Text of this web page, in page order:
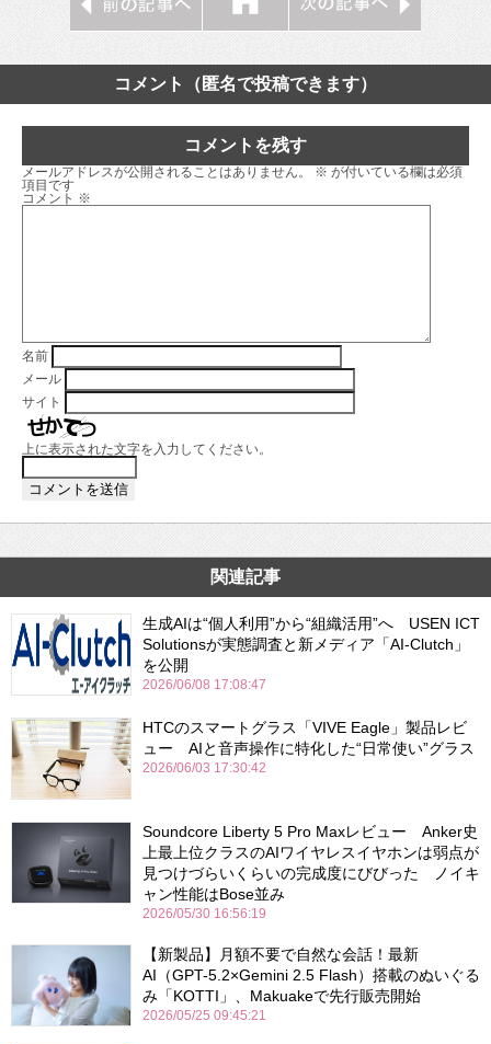
コメント（匿名で投稿できます）
コメントを残す
メールアドレスが公開されることはありません。 ※ が付いている欄は必須
項目です
コメント ※
名前
メール
サイト
上に表示された文字を入力してください。
関連記事
生成AIは“個人利用”から“組織活用”へ USEN ICT
Solutionsが実態調査と新メディア「AI-Clutch」
を公開
2026/06/08 17:08:47
HTCのスマートグラス「VIVE Eagle」製品レビ
ュー AIと音声操作に特化した“日常使い”グラス
2026/06/03 17:30:42
Soundcore Liberty 5 Pro Maxレビュー Anker史
上最上位クラスのAIワイヤレスイヤホンは弱点が
見つけづらいくらいの完成度にびびった ノイキ
ャン性能はBose並み
2026/05/30 16:56:19
【新製品】月額不要で自然な会話！最新
AI（GPT-5.2×Gemini 2.5 Flash）搭載のぬいぐる
み「KOTTI」、Makuakeで先行販売開始
2026/05/25 09:45:21